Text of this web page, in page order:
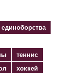
единоборства
теннис
хоккей